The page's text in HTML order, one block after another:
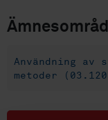
Användning
metoder